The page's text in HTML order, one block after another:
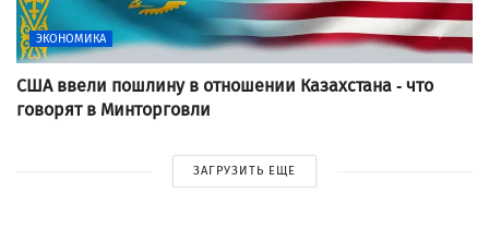
ЭКОНОМИКА
США ввели пошлину в отношении Казахстана - что
говорят в Минторговли
ЗАГРУЗИТЬ ЕЩЕ